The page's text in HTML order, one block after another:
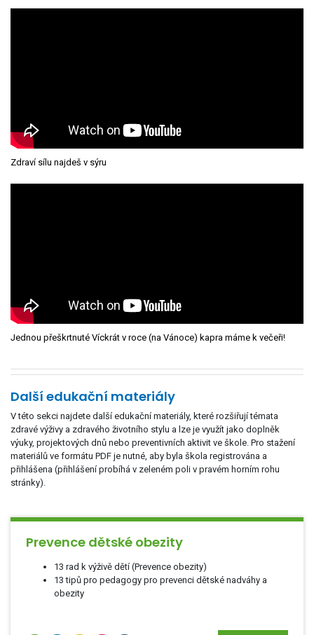
Zdraví sílu najdeš v sýru
Jednou přeškrtnuté Víckrát v roce (na Vánoce) kapra máme k večeři!
Další edukační materiály
V této sekci najdete další edukační materiály, které rozšiřují témata
zdravé výživy a zdravého životního stylu a lze je využít jako doplněk
výuky, projektových dnů nebo preventivních aktivit ve škole. Pro stažení
materiálů ve formátu PDF je nutné, aby byla škola registrována a
přihlášena (přihlášení probíhá v zeleném poli v pravém horním rohu
stránky).
Prevence dětské obezity
13 rad k výživě dětí (Prevence obezity)
13 tipů pro pedagogy pro prevenci dětské nadváhy a
obezity